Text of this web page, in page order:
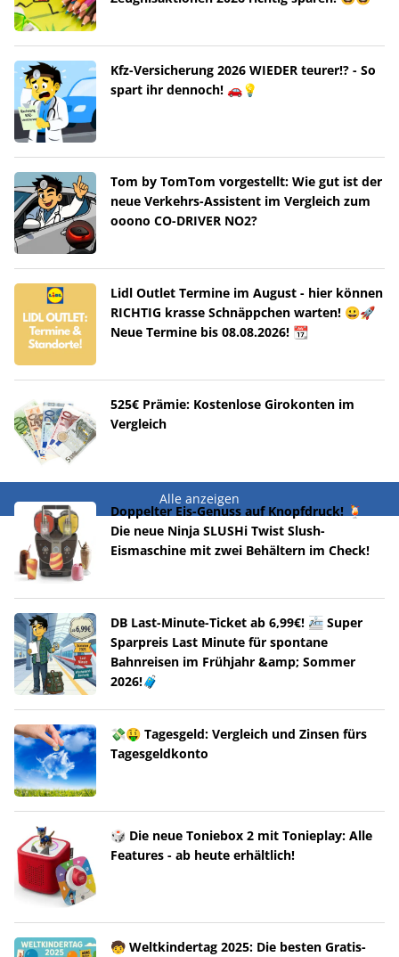
Kfz-Versicherung 2026 WIEDER teurer!? - So
spart ihr dennoch! 🚗💡
Tom by TomTom vorgestellt: Wie gut ist der
neue Verkehrs-Assistent im Vergleich zum
ooono CO-DRIVER NO2?
Lidl Outlet Termine im August - hier können
RICHTIG krasse Schnäppchen warten! 😀🚀
Neue Termine bis 08.08.2026! 📆
525€ Prämie: Kostenlose Girokonten im
Vergleich
Alle anzeigen
Doppelter Eis-Genuss auf Knopfdruck! 🍹
Die neue Ninja SLUSHi Twist Slush-
Eismaschine mit zwei Behältern im Check!
DB Last-Minute-Ticket ab 6,99€! 🚈 Super
Sparpreis Last Minute für spontane
Bahnreisen im Frühjahr &amp; Sommer
2026!🧳
💸🤑 Tagesgeld: Vergleich und Zinsen fürs
Tagesgeldkonto
🎲 Die neue Toniebox 2 mit Tonieplay: Alle
Features - ab heute erhältlich!
🧒 Weltkindertag 2025: Die besten Gratis-